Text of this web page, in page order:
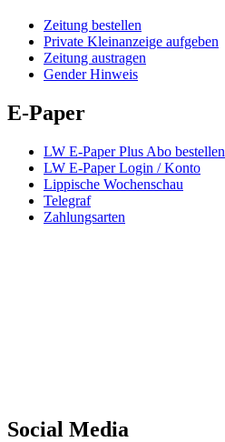
Zeitung bestellen
Private Kleinanzeige aufgeben
Zeitung austragen
Gender Hinweis
E-Paper
LW E-Paper Plus Abo bestellen
LW E-Paper Login / Konto
Lippische Wochenschau
Telegraf
Zahlungsarten
Social Media